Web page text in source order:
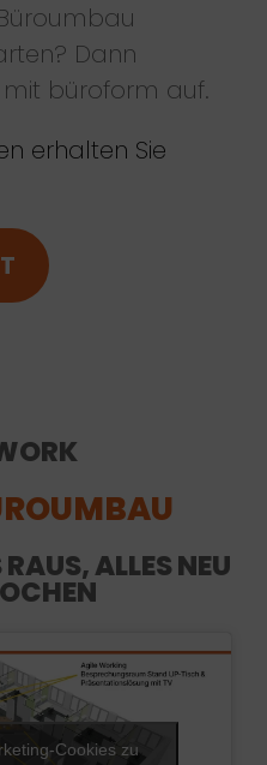
Dann
mit büroform auf.
erhalten Sie
ALLES NEU
Cookies zu